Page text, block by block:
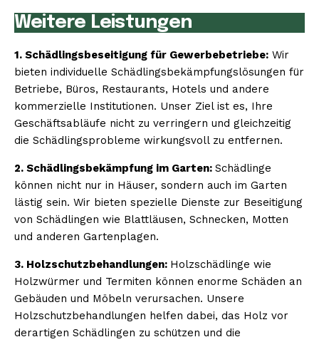
Weitere Leistungen
1. Schädlingsbeseitigung für Gewerbebetriebe: Wir
bieten individuelle Schädlingsbekämpfungslösungen für
Betriebe, Büros, Restaurants, Hotels und andere
kommerzielle Institutionen. Unser Ziel ist es, Ihre
Geschäftsabläufe nicht zu verringern und gleichzeitig
die Schädlingsprobleme wirkungsvoll zu entfernen.
2. Schädlingsbekämpfung im Garten: Schädlinge
können nicht nur in Häuser, sondern auch im Garten
lästig sein. Wir bieten spezielle Dienste zur Beseitigung
von Schädlingen wie Blattläusen, Schnecken, Motten
und anderen Gartenplagen.
3. Holzschutzbehandlungen: Holzschädlinge wie
Holzwürmer und Termiten können enorme Schäden an
Gebäuden und Möbeln verursachen. Unsere
Holzschutzbehandlungen helfen dabei, das Holz vor
derartigen Schädlingen zu schützen und die